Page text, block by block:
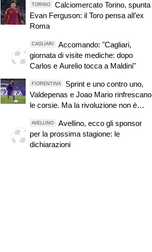
TORINO
Calciomercato Torino, spunta
Evan Ferguson: il Toro pensa all’ex
Roma
CAGLIARI
Accomando: "Cagliari,
giornata di visite mediche: dopo
Carlos e Aurelio tocca a Maldini"
FIORENTINA
Sprint e uno contro uno,
Valdepenas e Joao Mario rinfrescano
le corsie. Ma la rivoluzione non è
AVELLINO
Avellino, ecco gli sponsor
per la prossima stagione: le
dichiarazioni